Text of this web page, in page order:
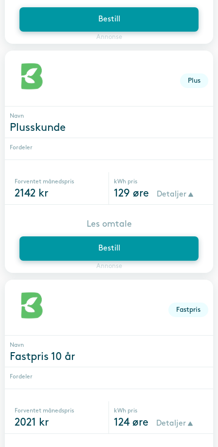
Bestill
Annonse
Plus
Navn
Plusskunde
Fordeler
Forventet månedspris
2142 kr
kWh pris
129 øre Detaljer
Bestill
Annonse
Les omtale
Fastpris
Navn
Fastpris 10 år
Fordeler
Forventet månedspris
2021 kr
kWh pris
124øre Detaljer